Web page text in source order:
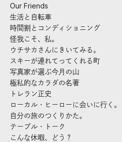
Our Friends
生活と自転車
時間割とコンディショニング
怪我こそ、私。
ウチサカさんにきいてみる。
スキーが連れてってくれる町
写真家が選ぶ今月の山
極私的なカラダの名著
トレラン正史
ローカル・ヒーローに会いに行く。
自分の旅のつくりかた。
テーブル・トーク
こんな休暇、どう？